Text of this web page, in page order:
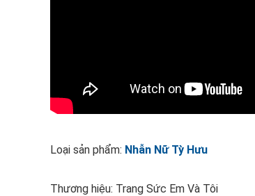
Loại sản phẩm: Nhẫn Nữ Tỳ Hưu
Thương hiệu: Trang Sức Em Và Tôi